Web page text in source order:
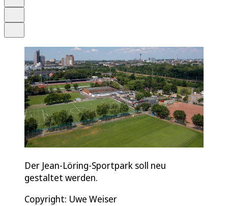
Der Jean-Löring-Sportpark soll neu
gestaltet werden.
Copyright: Uwe Weiser